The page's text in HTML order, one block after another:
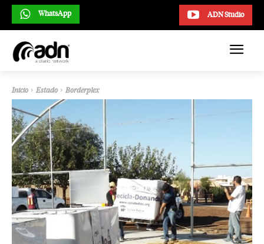
ADN Studio
WhatsApp
Inicio Estado Borderplex